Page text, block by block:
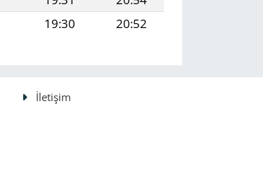
19:30 20:52
İletişim